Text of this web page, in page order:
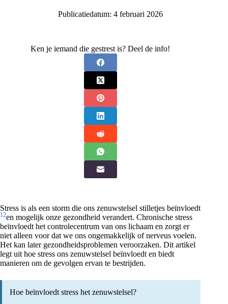
Publicatiedatum: 4 februari 2026
Ken je iemand die gestrest is? Deel de info!
Stress is als een storm die ons zenuwstelsel stilletjes beïnvloedt
12en mogelijk onze gezondheid verandert. Chronische stress
beïnvloedt het controlecentrum van ons lichaam en zorgt er
niet alleen voor dat we ons ongemakkelijk of nerveus voelen.
Het kan later gezondheidsproblemen veroorzaken. Dit artikel
legt uit hoe stress ons zenuwstelsel beïnvloedt en biedt
manieren om de gevolgen ervan te bestrijden.
Hoe beïnvloedt stress het zenuwstelsel?